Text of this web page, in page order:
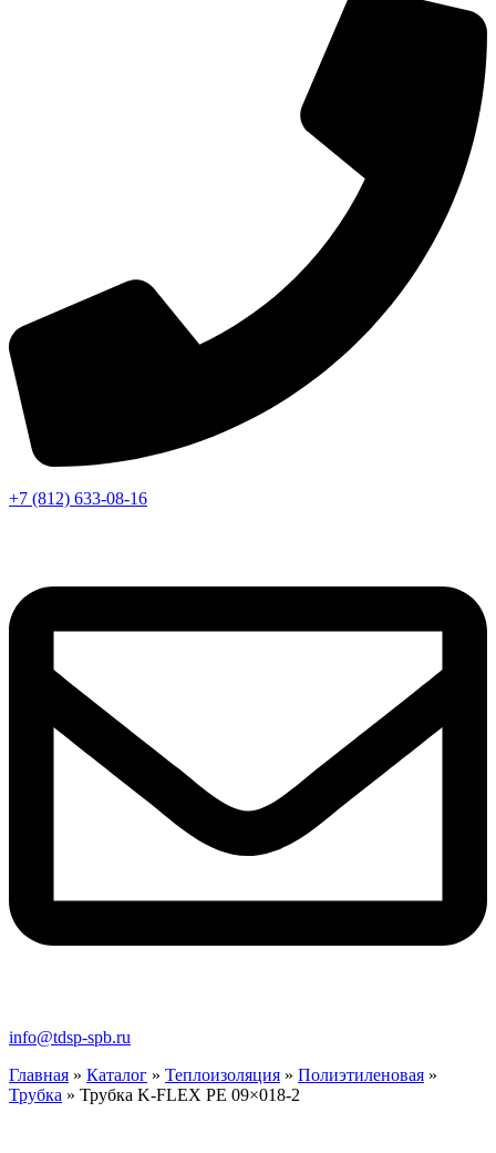
+7 (812) 633-08-16
info@tdsp-spb.ru
Главная » Каталог » Теплоизоляция » Полиэтиленовая »
Трубка » Трубка K-FLEX PE 09×018-2